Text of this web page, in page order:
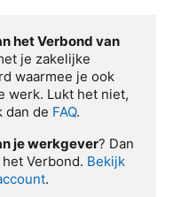
het Verbond van
je zakelijke
waarmee je ook
werk. Lukt het niet,
dan de FAQ.
je werkgever? Dan
Verbond. Bekijk
.